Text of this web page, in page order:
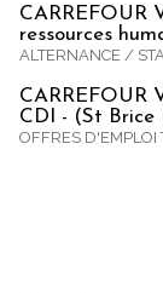
CARREFOUR
ressources
ALTERNANCE /
CARREFOUR
CDI - (St Brice
OFFRES D'EMPLOI